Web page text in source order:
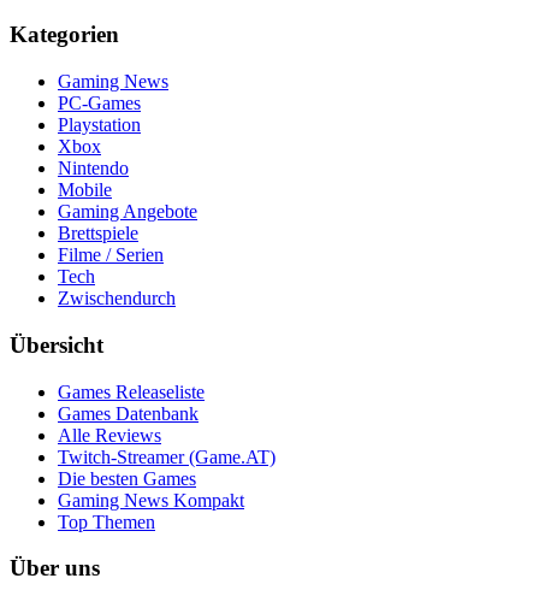
Kategorien
Gaming News
PC-Games
Playstation
Xbox
Nintendo
Mobile
Gaming Angebote
Brettspiele
Filme / Serien
Tech
Zwischendurch
Übersicht
Games Releaseliste
Games Datenbank
Alle Reviews
Twitch-Streamer (Game.AT)
Die besten Games
Gaming News Kompakt
Top Themen
Über uns